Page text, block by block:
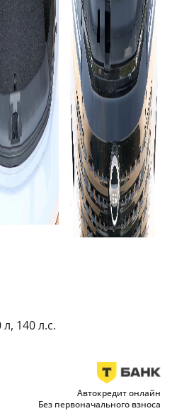
140 л.с.
Автокредит онлайн
Без первоначального взноса